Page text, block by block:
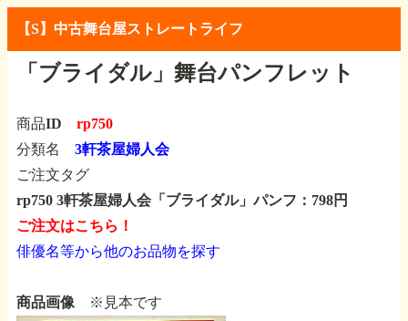
【S】中古舞台屋ストレートライフ
「ブライダル」舞台パンフレット
商品ID rp750
分類名 3軒茶屋婦人会
ご注文タグ
rp750 3軒茶屋婦人会「ブライダル」パンフ：798円
ご注文はこちら！
俳優名等から他のお品物を探す
商品画像 ※見本です